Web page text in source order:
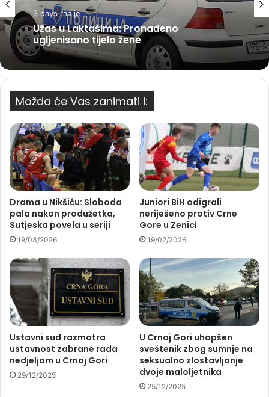
3 days ranije
Užas u Laktašima: Pronađeno
ugljenisano tijelo žene
Možda će Vas zanimati i:
Drama u Nikšiću: Sloboda
pala nakon produžetka,
Sutjeska povela u seriji
19/03/2026
Juniori BiH odigrali
neriješeno protiv Crne
Gore u Zenici
19/02/2026
Ustavni sud razmatra
ustavnost zabrane rada
nedjeljom u Crnoj Gori
29/12/2025
U Crnoj Gori uhapšen
sveštenik zbog sumnje na
seksualno zlostavljanje
dvoje maloljetnika
25/12/2025